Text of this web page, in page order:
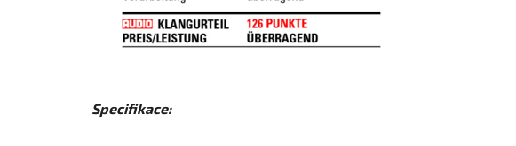
Specifikace: